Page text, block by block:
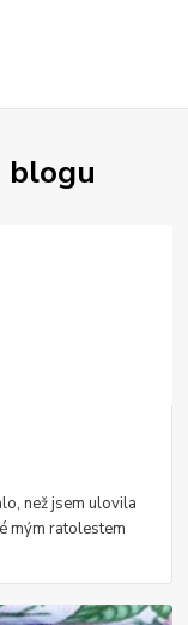
blogu
než jsem ulovila
mým ratolestem